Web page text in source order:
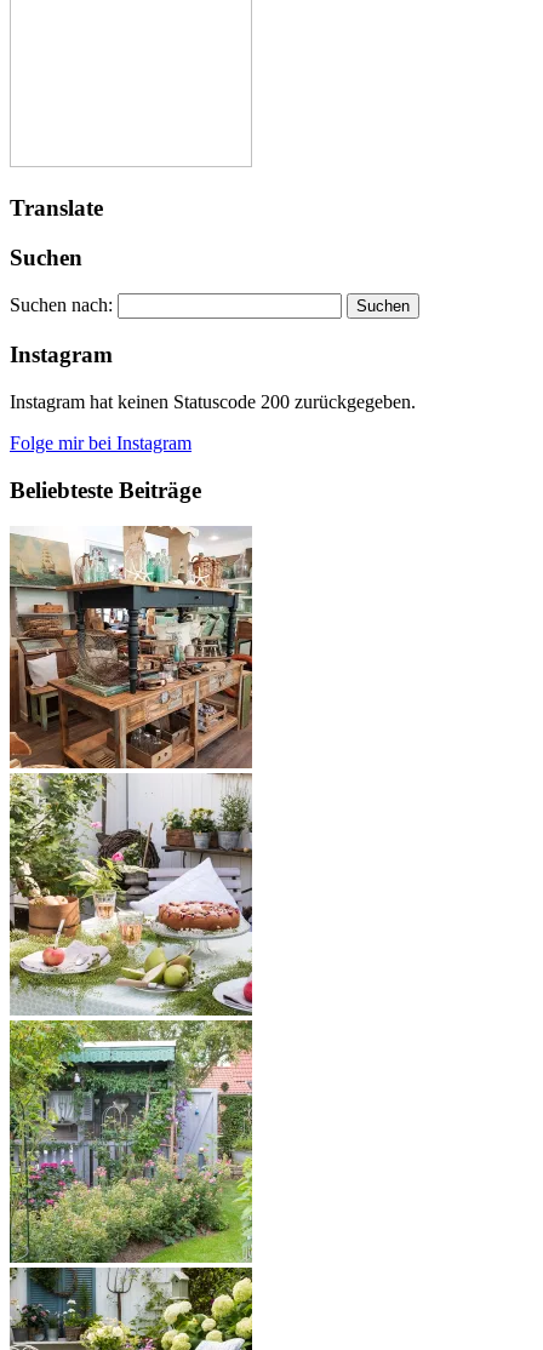
Translate
Suchen
Suchen nach:
Instagram
Instagram hat keinen Statuscode 200 zurückgegeben.
Folge mir bei Instagram
Beliebteste Beiträge